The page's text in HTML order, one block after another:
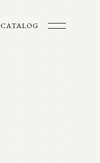
CATALOG